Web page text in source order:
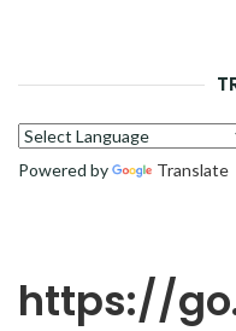
Powered by Translate
https://